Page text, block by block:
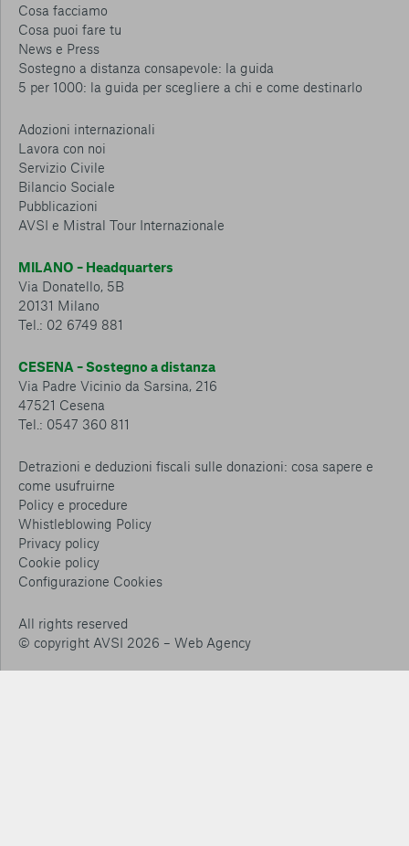
Cosa facciamo
Cosa puoi fare tu
News e Press
Sostegno a distanza consapevole: la guida
5 per 1000: la guida per scegliere a chi e come destinarlo
Adozioni internazionali
Lavora con noi
Servizio Civile
Bilancio Sociale
Pubblicazioni
AVSI e Mistral Tour Internazionale
MILANO – Headquarters
Via Donatello, 5B
20131 Milano
Tel.: 02 6749 881
CESENA – Sostegno a distanza
Via Padre Vicinio da Sarsina, 216
47521 Cesena
Tel.: 0547 360 811
Detrazioni e deduzioni fiscali sulle donazioni: cosa sapere e
come usufruirne
Policy e procedure
Whistleblowing Policy
Privacy policy
Cookie policy
Configurazione Cookies
All rights reserved
© copyright AVSI 2026 – Web Agency